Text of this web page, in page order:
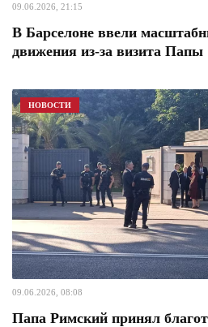
09.06.2026, 21:15
В Барселоне ввели
движения из-за визита Папы
НОВОСТИ
09.06.2026, 08:08
Папа Римский принял